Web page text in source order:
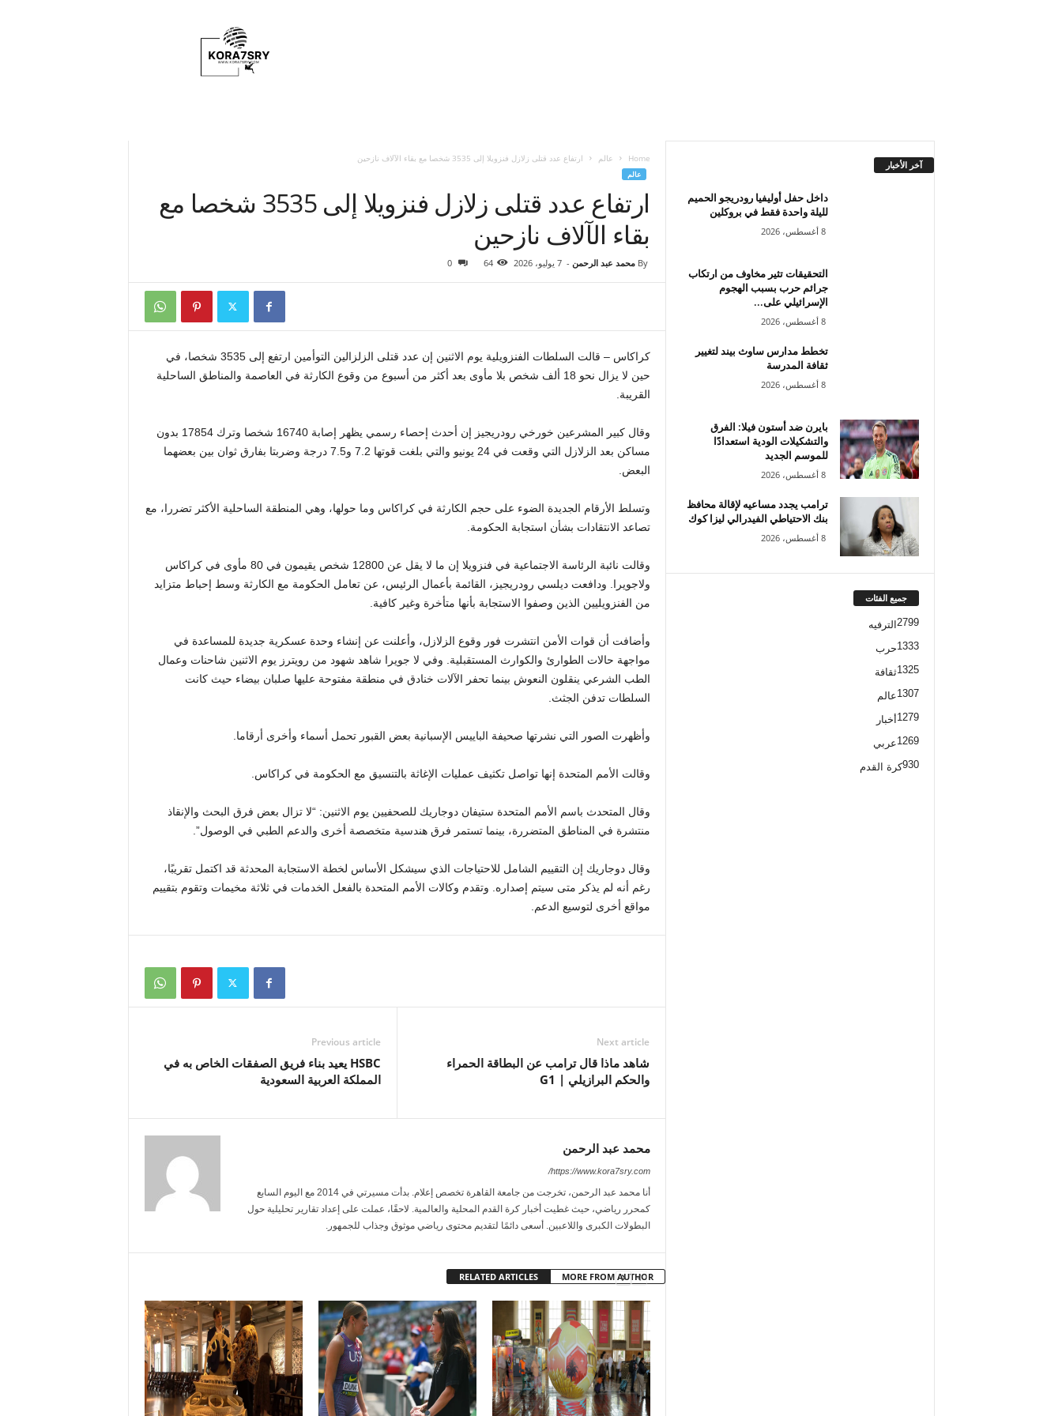
Home عالم ارتفاع عدد قتلى زلازل فنزويلا إلى 3535 شخصا مع بقاء الآلاف نازحين
عالم
ارتفاع عدد قتلى زلازل فنزويلا إلى 3535 شخصا مع
بقاء الآلاف نازحين
By محمد عبد الرحمن - 7 يوليو، 2026 64
0
كراكاس – قالت السلطات الفنزويلية يوم الاثنين إن عدد قتلى الزلزالين التوأمين ارتفع إلى 3535 شخصا، في
حين لا يزال نحو 18 ألف شخص بلا مأوى بعد أكثر من أسبوع من وقوع الكارثة في العاصمة والمناطق الساحلية
القريبة.
وقال كبير المشرعين خورخي رودريجيز إن أحدث إحصاء رسمي يظهر إصابة 16740 شخصا وترك 17854 بدون
مساكن بعد الزلازل التي وقعت في 24 يونيو والتي بلغت قوتها 7.2 و7.5 درجة وضربتا بفارق ثوان بين بعضهما
البعض.
وتسلط الأرقام الجديدة الضوء على حجم الكارثة في كراكاس وما حولها، وهي المنطقة الساحلية الأكثر تضررا، مع
تصاعد الانتقادات بشأن استجابة الحكومة.
وقالت نائبة الرئاسة الاجتماعية في فنزويلا إن ما لا يقل عن 12800 شخص يقيمون في 80 مأوى في كراكاس
ولاجويرا. ودافعت ديلسي رودريجيز، القائمة بأعمال الرئيس، عن تعامل الحكومة مع الكارثة وسط إحباط متزايد
من الفنزويليين الذين وصفوا الاستجابة بأنها متأخرة وغير كافية.
وأضافت أن قوات الأمن انتشرت فور وقوع الزلازل، وأعلنت عن إنشاء وحدة عسكرية جديدة للمساعدة في
مواجهة حالات الطوارئ والكوارث المستقبلية. وفي لا جويرا شاهد شهود من رويترز يوم الاثنين شاحنات وعمال
الطب الشرعي ينقلون النعوش بينما تحفر الآلات خنادق في منطقة مفتوحة عليها صلبان بيضاء حيث كانت
السلطات تدفن الجثث.
وأظهرت الصور التي نشرتها صحيفة الباييس الإسبانية بعض القبور تحمل أسماء وأخرى أرقاما.
وقالت الأمم المتحدة إنها تواصل تكثيف عمليات الإغاثة بالتنسيق مع الحكومة في كراكاس.
وقال المتحدث باسم الأمم المتحدة ستيفان دوجاريك للصحفيين يوم الاثنين: “لا تزال بعض فرق البحث والإنقاذ
منتشرة في المناطق المتضررة، بينما تستمر فرق هندسية متخصصة أخرى والدعم الطبي في الوصول”.
وقال دوجاريك إن التقييم الشامل للاحتياجات الذي سيشكل الأساس لخطة الاستجابة المحدثة قد اكتمل تقريبًا،
رغم أنه لم يذكر متى سيتم إصداره. وتقدم وكالات الأمم المتحدة بالفعل الخدمات في ثلاثة مخيمات وتقوم بتقييم
مواقع أخرى لتوسيع الدعم.
Previous article
HSBC يعيد بناء فريق الصفقات الخاص به في
المملكة العربية السعودية
Next article
شاهد ماذا قال ترامب عن البطاقة الحمراء
والحكم البرازيلي | G1
محمد عبد الرحمن
https://www.kora7sry.com/
أنا محمد عبد الرحمن، تخرجت من جامعة القاهرة تخصص إعلام. بدأت مسيرتي في 2014 مع اليوم السابع
كمحرر رياضي، حيث غطيت أخبار كرة القدم المحلية والعالمية. لاحقًا، عملت على إعداد تقارير تحليلية حول
البطولات الكبرى واللاعبين. أسعى دائمًا لتقديم محتوى رياضي موثوق وجذاب للجمهور.
RELATED ARTICLES MORE FROM AUTHOR
آخر الأخبار
داخل حفل أوليفيا رودريجو الحميم
لليلة واحدة فقط في بروكلين
8 أغسطس، 2026
التحقيقات تثير مخاوف من ارتكاب
جرائم حرب بسبب الهجوم
الإسرائيلي على...
8 أغسطس، 2026
تخطط مدارس ساوث بيند لتغيير
ثقافة المدرسة
8 أغسطس، 2026
بايرن ضد أستون فيلا: الفرق
والتشكيلات الودية استعدادًا
للموسم الجديد
8 أغسطس، 2026
ترامب يجدد مساعيه لإقالة محافظ
بنك الاحتياطي الفيدرالي ليزا كوك
8 أغسطس، 2026
جميع الفئات
الترفيه 2799
حرب1333
ثقافة1325
عالم1307
أخبار 1279
عربي1269
كرة القدم930